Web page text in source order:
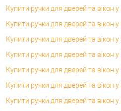
Купити ручки для дверей та вікон
Купити ручки для дверей та вікон у
Купити ручки для дверей та вікон у
Купити ручки для дверей та вікон
Купити ручки для дверей та вікон
Купити ручки для дверей та вікон
Купити ручки для дверей та вікон